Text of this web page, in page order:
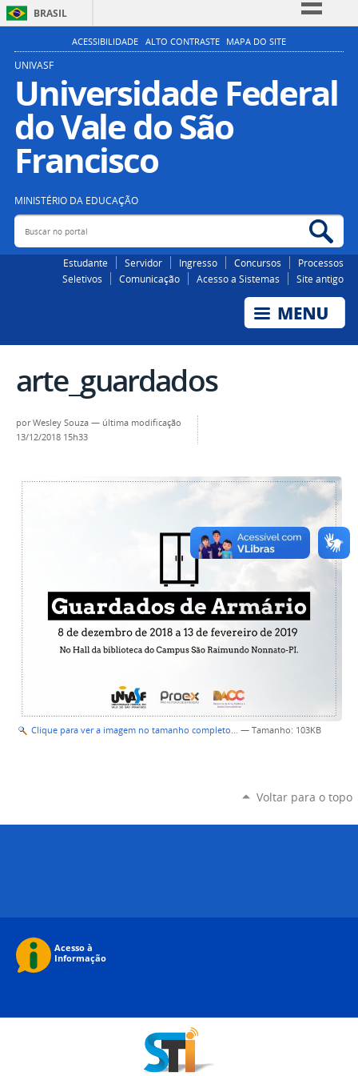
BRASIL
Simplifique!
Participe
Acesso à informação
Legislação
ACESSIBILIDADE ALTO CONTRASTE MAPA DO SITE
UNIVASF
Universidade Federal
do Vale do São
Francisco
MINISTÉRIO DA EDUCAÇÃO
Buscar no portal
Estudante Servidor Ingresso Concursos
Processos
Seletivos
Comunicação Acesso a Sistemas Site antigo
arte_guardados
porWesley Souza — última modificação
13/12/2018 15h33
Clique para ver a imagem no tamanho completo… — Tamanho: 103KB
Voltar para o topo